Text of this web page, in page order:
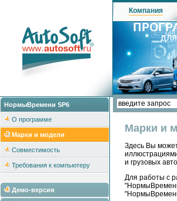
НормыВремени SP6
О программе
Марки и модели
Совместимость
Требования к компьютеру
Демо-версия
Компания
Марки и
Здесь Вы
и грузовых
Для работы с